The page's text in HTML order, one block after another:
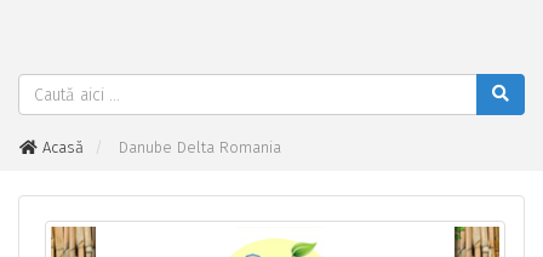
Acasă Danube Delta Romania